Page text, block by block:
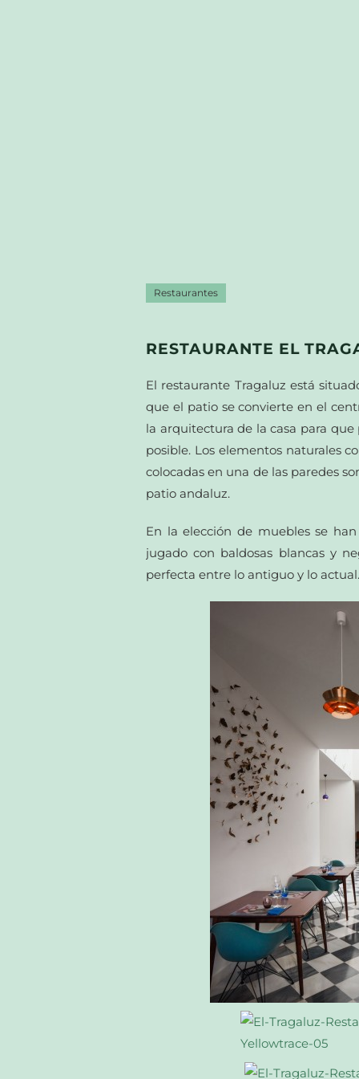
Restaurantes
RESTAURANTE EL
El restaurante Tragaluz está
que el patio se convierte en el
la arquitectura de la casa para
posible. Los elementos naturales
colocadas en una de las paredes
patio andaluz.
En la elección de muebles se
jugado con baldosas blancas y
perfecta entre lo antiguo y lo actual.